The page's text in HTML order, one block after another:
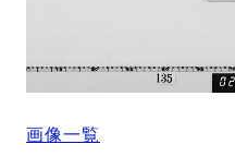
画像一覧